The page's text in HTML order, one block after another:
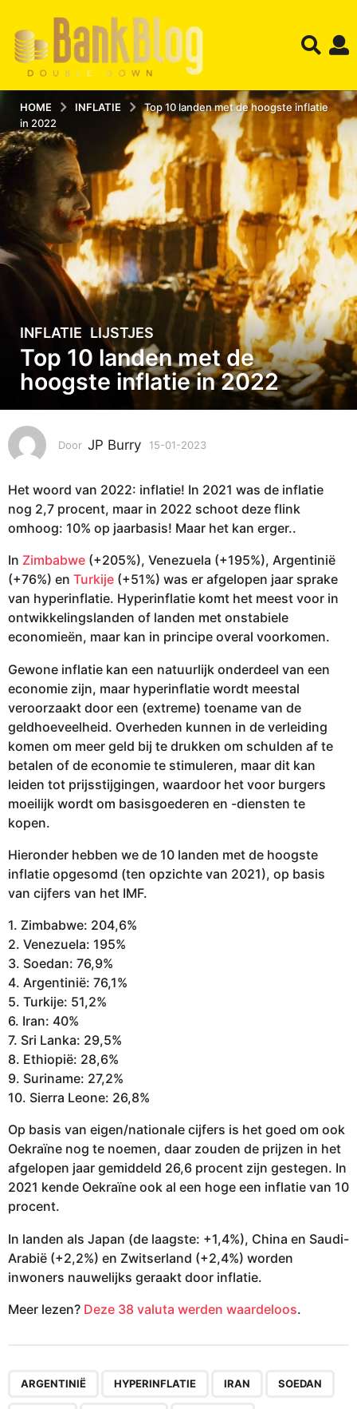
HOME INFLATIE
Top 10 landen met de hoogste inflatie
in 2022
5
-
0
1
-
2
2
3
1
-
0
1
-
2
2
3
INFLATIE ,LIJSTJES
Top 10 landen met de
hoogste inflatie in 2022
Door JP Burry 15-01-2023
0
1
-
2
2
3
Het woord van 2022: inflatie! In 2021 was de inflatie
nog 2,7 procent, maar in 2022 schoot deze flink
omhoog: 10% op jaarbasis! Maar het kan erger..
In Zimbabwe (+205%), Venezuela (+195%), Argentinië
(+76%) en Turkije (+51%) was er afgelopen jaar sprake
van hyperinflatie. Hyperinflatie komt het meest voor in
ontwikkelingslanden of landen met onstabiele
economieën, maar kan in principe overal voorkomen.
Gewone inflatie kan een natuurlijk onderdeel van een
economie zijn, maar hyperinflatie wordt meestal
veroorzaakt door een (extreme) toename van de
geldhoeveelheid. Overheden kunnen in de verleiding
komen om meer geld bij te drukken om schulden af te
betalen of de economie te stimuleren, maar dit kan
leiden tot prijsstijgingen, waardoor het voor burgers
moeilijk wordt om basisgoederen en -diensten te
kopen.
Hieronder hebben we de 10 landen met de hoogste
inflatie opgesomd (ten opzichte van 2021), op basis
van cijfers van het IMF.
1. Zimbabwe: 204,6%
2. Venezuela: 195%
3. Soedan: 76,9%
4. Argentinië: 76,1%
5. Turkije: 51,2%
6. Iran: 40%
7. Sri Lanka: 29,5%
8. Ethiopië: 28,6%
9. Suriname: 27,2%
10. Sierra Leone: 26,8%
Op basis van eigen/nationale cijfers is het goed om ook
Oekraïne nog te noemen, daar zouden de prijzen in het
afgelopen jaar gemiddeld 26,6 procent zijn gestegen. In
2021 kende Oekraïne ook al een hoge een inflatie van 10
procent.
In landen als Japan (de laagste: +1,4%), China en Saudi-
Arabië (+2,2%) en Zwitserland (+2,4%) worden
inwoners nauwelijks geraakt door inflatie.
Meer lezen? Deze 38 valuta werden waardeloos.
ARGENTINIË HYPERINFLATIE IRAN SOEDAN